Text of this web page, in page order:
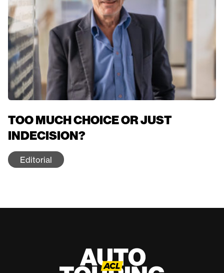
TOO MUCH CHOICE OR JUST
INDECISION?
Editorial